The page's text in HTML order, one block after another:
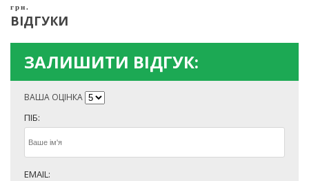
грн.
ВІДГУКИ
ЗАЛИШИТИ ВІДГУК:
ВАША ОЦІНКА
ПІБ:
EMAIL: